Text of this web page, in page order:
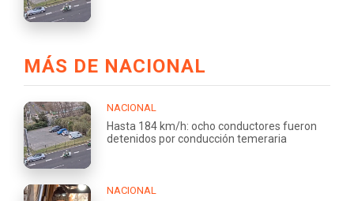
MÁS DE NACIONAL
NACIONAL
Hasta 184 km/h: ocho conductores fueron
detenidos por conducción temeraria
NACIONAL